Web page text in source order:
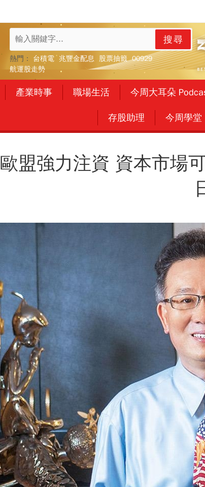
搜尋
熱門： 台積電 兆豐金配息 股票抽籤 00929
航運股走勢
產業時事 職場生活 今周大耳朵
存股助理 今周學堂
歐盟強力注資 資本市場